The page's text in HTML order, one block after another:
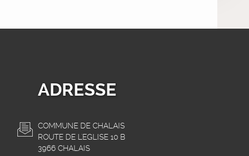
ADRESSE
COMMUNE DE CHALAIS
ROUTE DE L'EGLISE 10 B
3966 CHALAIS